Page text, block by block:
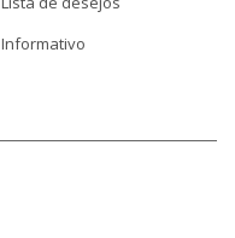
Informativo